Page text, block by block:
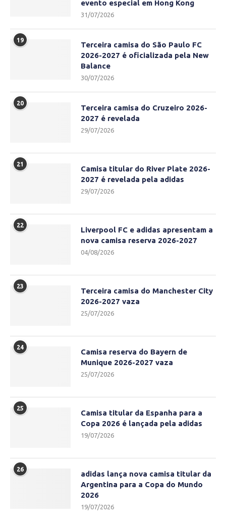
evento especial em Hong Kong
31/07/2026
19
Terceira camisa do São Paulo FC
2026-2027 é oficializada pela New
Balance
30/07/2026
20
Terceira camisa do Cruzeiro 2026-
2027 é revelada
29/07/2026
21
Camisa titular do River Plate 2026-
2027 é revelada pela adidas
29/07/2026
22
Liverpool FC e adidas apresentam a
nova camisa reserva 2026-2027
04/08/2026
23
Terceira camisa do Manchester City
2026-2027 vaza
25/07/2026
24
Camisa reserva do Bayern de
Munique 2026-2027 vaza
25/07/2026
25
Camisa titular da Espanha para a
Copa 2026 é lançada pela adidas
19/07/2026
26
adidas lança nova camisa titular da
Argentina para a Copa do Mundo
2026
19/07/2026